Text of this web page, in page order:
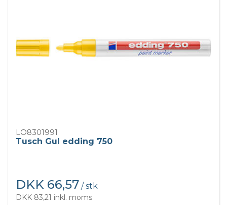
LO8301991
Tusch Gul edding 750
DKK 66,57 / stk
DKK 83,21 inkl. moms